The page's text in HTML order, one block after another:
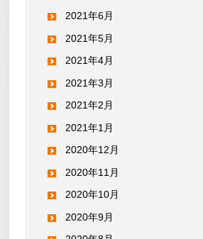
2021年6月
2021年5月
2021年4月
2021年3月
2021年2月
2021年1月
2020年12月
2020年11月
2020年10月
2020年9月